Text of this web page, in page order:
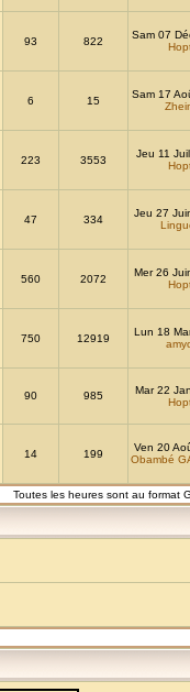
93 822
Sam 07
6 15
Sam 17
223 3553
Jeu 11
47 334
Jeu 27
560 2072
Mer 26
750 12919
Lun 18
90 985
Mar 22
14 199
Ven 20
Obambé
Toutes les heures sont au format